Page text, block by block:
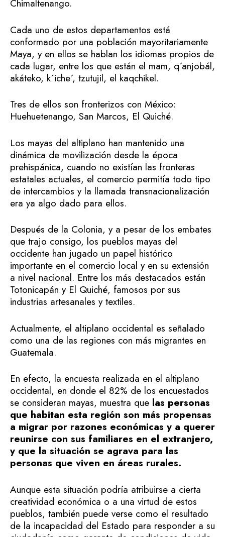
Chimaltenango.
Cada uno de estos departamentos está
conformado por una población mayoritariamente
Maya, y en ellos se hablan los idiomas propios de
cada lugar, entre los que están el mam, q´anjobál,
akáteko, k´iche´, tzutujil, el kaqchikel.
Tres de ellos son fronterizos con México:
Huehuetenango, San Marcos, El Quiché.
Los mayas del altiplano han mantenido una
dinámica de movilización desde la época
prehispánica, cuando no existían las fronteras
estatales actuales, el comercio permitía todo tipo
de intercambios y la llamada transnacionalización
era ya algo dado para ellos.
Después de la Colonia, y a pesar de los embates
que trajo consigo, los pueblos mayas del
occidente han jugado un papel histórico
importante en el comercio local y en su extensión
a nivel nacional. Entre los más destacados están
Totonicapán y El Quiché, famosos por sus
industrias artesanales y textiles.
Actualmente, el altiplano occidental es señalado
como una de las regiones con más migrantes en
Guatemala.
En efecto, la encuesta realizada en el altiplano
occidental, en donde el 82% de los encuestados
se consideran mayas, muestra que las personas
que habitan esta región son más propensas
a migrar por razones económicas y a querer
reunirse con sus familiares en el extranjero,
y que la situación se agrava para las
personas que viven en áreas rurales.
Aunque esta situación podría atribuirse a cierta
creatividad económica o a una virtud de estos
pueblos, también puede verse como el resultado
de la incapacidad del Estado para responder a su